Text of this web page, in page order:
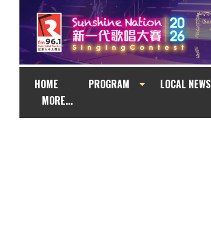
HOME PROGRAM LOCAL NEWS
MORE...